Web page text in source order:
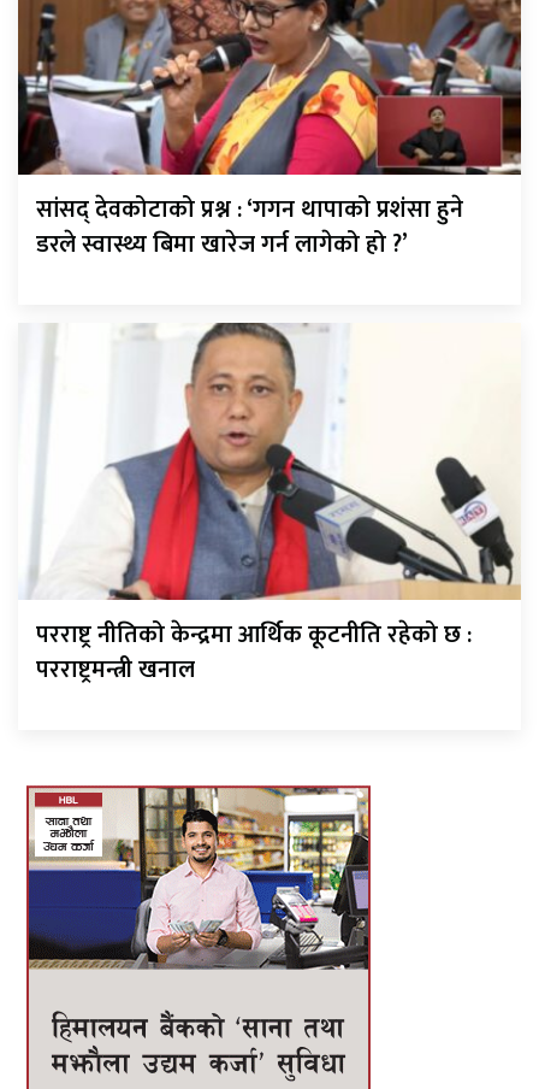
सांसद् देवकोटाको प्रश्न : ‘गगन थापाको प्रशंसा हुने
डरले स्वास्थ्य बिमा खारेज गर्न लागेको हो ?’
परराष्ट्र नीतिको केन्द्रमा आर्थिक कूटनीति रहेको छ :
परराष्ट्रमन्त्री खनाल